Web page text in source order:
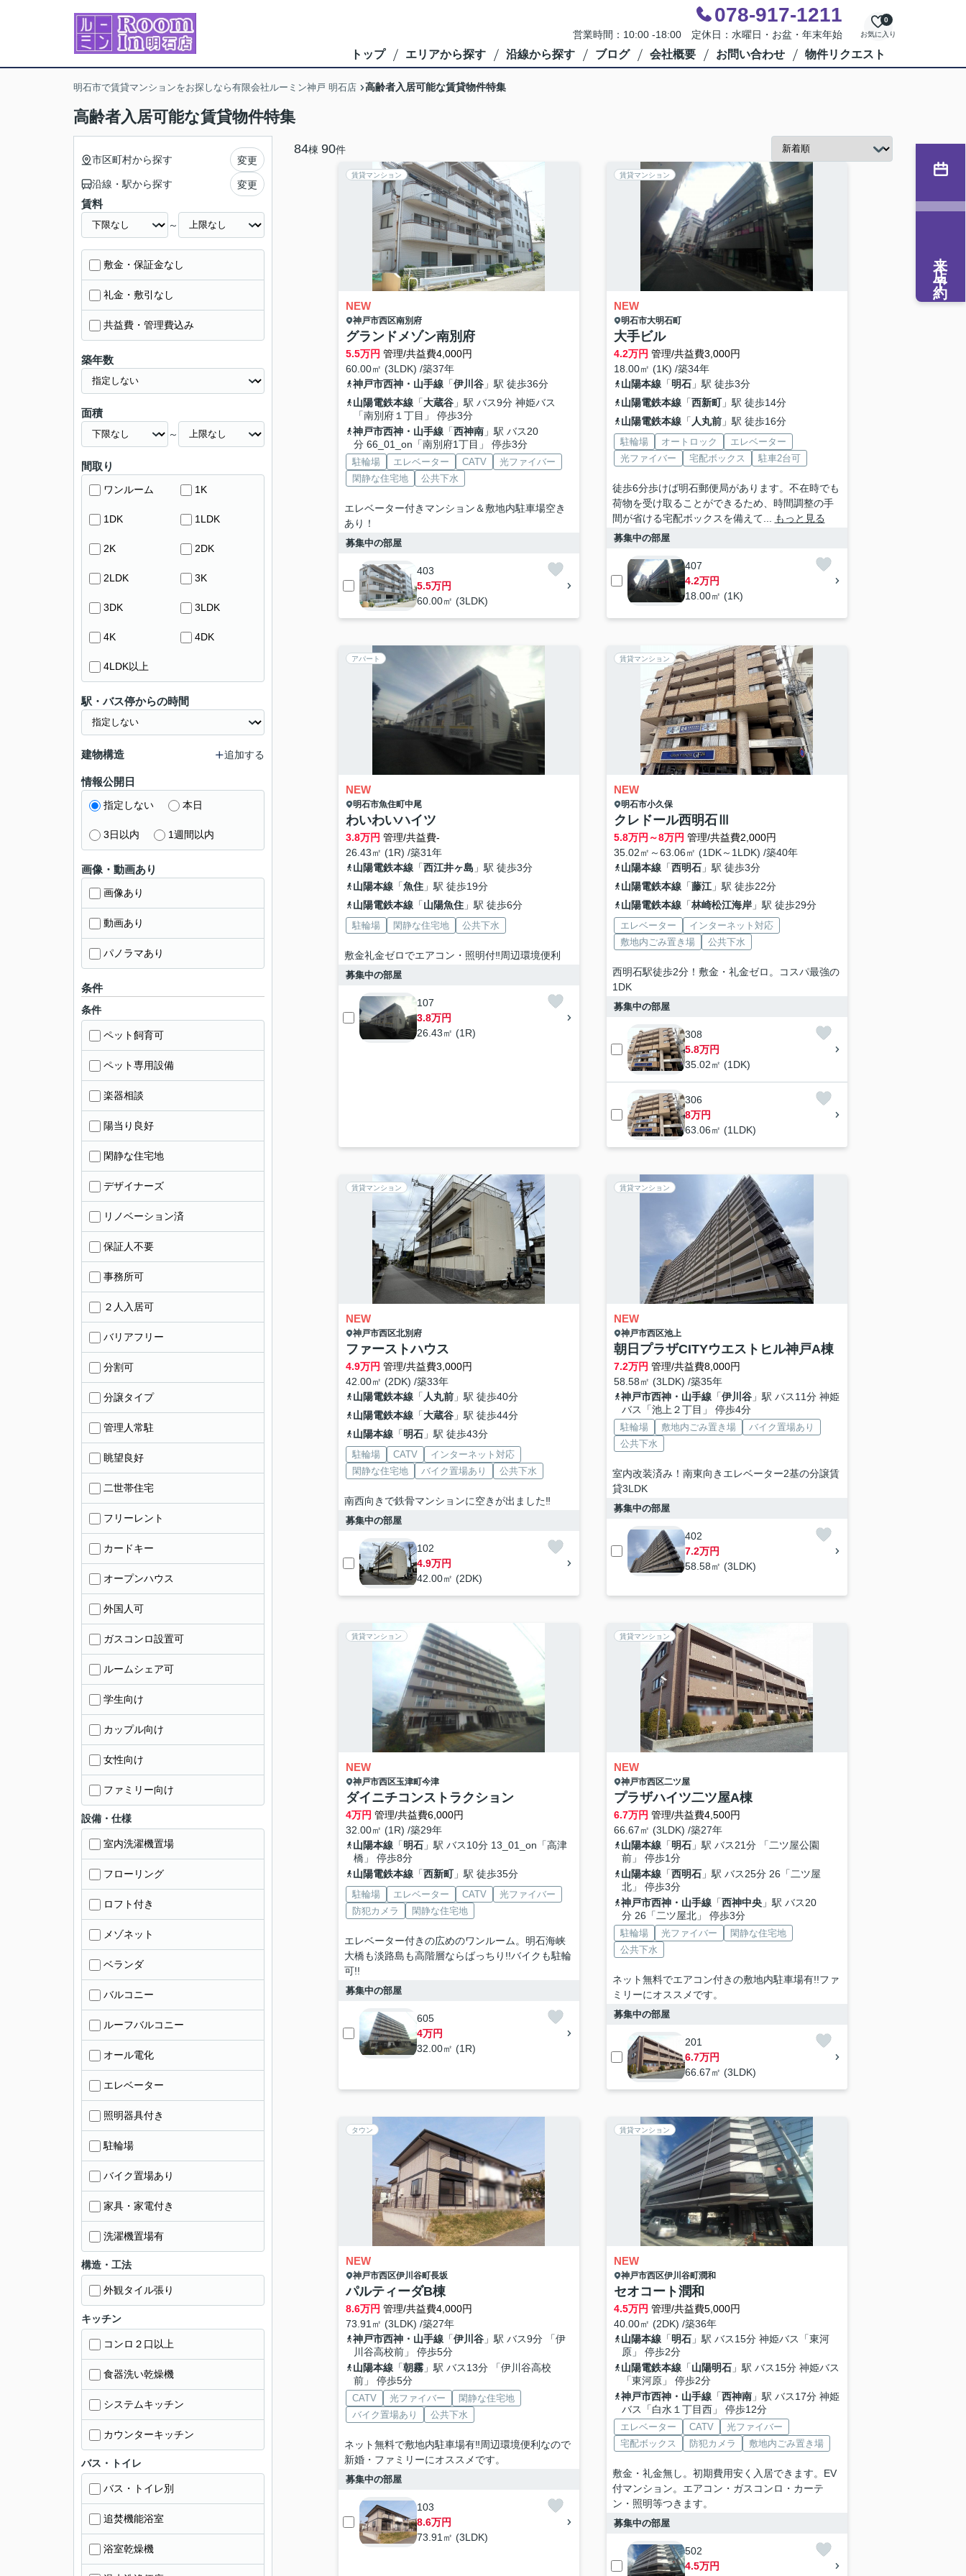
078-917-1211
営業時間：10:00 -18:00 定休日：水曜日・お盆・年末年始 お気に入り
0
トップ エリアから探す 沿線から探す ブログ 会社概要 お問い合わせ 物件リクエスト
明石市で賃貸マンションをお探しなら有限会社ルーミン神戸 明石店 高齢者入居可能な賃貸物件特集
高齢者入居可能な賃貸物件特集
84棟 90件
賃貸マンション
NEW
神戸市西区南別府
グランドメゾン南別府
5.5万円 管理/共益費4,000円
60.00㎡ (3LDK) /築37年
神戸市西神・山手線「伊川谷」駅 徒歩36分
山陽電鉄本線「大蔵谷」駅 バス9分 神姫バス
「南別府１丁目」 停歩3分
神戸市西神・山手線「西神南」駅 バス20
分 66_01_on「南別府1丁目」 停歩3分
駐輪場 エレベーター CATV
光ファイバー
閑静な住宅地
公共下水
エレベーター付きマンション＆敷地内駐⾞場空き
あり！
募集中の部屋
403
5.5万円
60.00㎡ (3LDK)
賃貸マンション
NEW
明石市大明石町
大手ビル
4.2万円 管理/共益費3,000円
18.00㎡ (1K) /築34年
山陽本線「明石」駅 徒歩3分
山陽電鉄本線「西新町」駅 徒歩14分
山陽電鉄本線「 人丸前」駅 徒歩16分
駐輪場 オートロック
エレベーター
光ファイバー
宅配ボックス 駐車2台可
徒歩6分歩けば明石郵便局があります。不在時でも
荷物を受け取ることができるため、時間調整の手
間が省ける宅配ボックスを備えて...
もっと見る
募集中の部屋
407
4.2万円
18.00㎡ (1K)
アパート
NEW
明石市魚住町中尾
わいわいハイツ
3.8万円 管理/共益費-
26.43㎡ (1R) /築31年
山陽電鉄本線「西江井ヶ島 」駅 徒歩3分
山陽本線「魚住」駅 徒歩19分
山陽電鉄本線「山陽魚住」駅 徒歩6分
駐輪場 閑静な住宅地 公共下水
敷金礼金ゼロでエアコン・照明付‼周辺環境便利
募集中の部屋
107
3.8万円
26.43㎡ (1R)
賃貸マンション
NEW
明石市小久保
クレドール西明石Ⅲ
5.8万円～8万円 管理/共益費2,000円
35.02㎡～63.06㎡ (1DK～1LDK) /築40年
山陽本線「西明石」駅 徒歩3分
山陽電鉄本線「藤江」駅 徒歩22分
山陽電鉄本線「林崎松江海岸」駅 徒歩29分
エレベーター
インターネット対応
敷地内ごみ置き場
公共下水
西明石駅徒歩2分！敷金・礼金ゼロ。コスパ最強の
1DK
募集中の部屋
308
5.8万円
35.02㎡ (1DK)
306
8万円
63.06㎡ (1LDK)
賃貸マンション
NEW
神戸市西区北別府
ファーストハウス
4.9万円 管理/共益費3,000円
42.00㎡ (2DK) /築33年
山陽電鉄本線「 人丸前」駅 徒歩40分
山陽電鉄本線「大蔵谷」駅 徒歩44分
山陽本線「明石」駅 徒歩43分
駐輪場 CATV
インターネット対応
閑静な住宅地
バイク置場あり 公共下水
南西向きで鉄骨マンションに空きが出ました‼
募集中の部屋
102
4.9万円
42.00㎡ (2DK)
賃貸マンション
NEW
神戸市西区池上
朝日プラザCITYウエストヒル神戸A棟
7.2万円 管理/共益費8,000円
58.58㎡ (3LDK) /築35年
神戸市西神・山手線「伊川谷」駅 バス11分 神姫
バス「池上２丁目」 停歩4分
駐輪場 敷地内ごみ置き場
バイク置場あり
公共下水
室内改装済み！南東向きエレベーター2基の分譲賃
貸3LDK
募集中の部屋
402
7.2万円
58.58㎡ (3LDK)
賃貸マンション
NEW
神戸市西区玉津町今津
ダイニチコンストラクション
4万円 管理/共益費6,000円
32.00㎡ (1R) /築29年
山陽本線「明石」駅 バス10分 13_01_on「高津
橋」 停歩8分
山陽電鉄本線「西新町」駅 徒歩35分
駐輪場 エレベーター CATV
光ファイバー
防犯カメラ
閑静な住宅地
エレベーター付きの広めのワンルーム。明石海峡
大橋も淡路島も高階層ならばっちり!!バイクも駐輪
可!!
募集中の部屋
605
4万円
32.00㎡ (1R)
賃貸マンション
NEW
神戸市西区二ツ屋
プラザハイツ二ツ屋A棟
6.7万円 管理/共益費4,500円
66.67㎡ (3LDK) /築27年
山陽本線「明石」駅 バス21分 「二ツ屋公園
前」 停歩1分
山陽本線「西明石」駅 バス25分 26「二ツ屋
北」 停歩3分
神戸市西神・山手線「西神中央」駅 バス20
分 26「二ツ屋北」 停歩3分
駐輪場 光ファイバー
閑静な住宅地
公共下水
ネット無料でエアコン付きの敷地内駐車場有!!ファ
ミリーにオススメです。
募集中の部屋
201
6.7万円
66.67㎡ (3LDK)
タウン
NEW
神戸市西区伊川谷町長坂
パルティーダB棟
8.6万円 管理/共益費4,000円
73.91㎡ (3LDK) /築27年
神戸市西神・山手線「伊川谷」駅 バス9分 「伊
川谷高校前」 停歩5分
山陽本線「朝霧」駅 バス13分 「伊川谷高校
前」 停歩5分
CATV 光ファイバー
閑静な住宅地
バイク置場あり
公共下水
ネット無料で敷地内駐車場有‼周辺環境便利なので
新婚・ファミリーにオススメです。
募集中の部屋
103
8.6万円
73.91㎡ (3LDK)
賃貸マンション
NEW
神戸市西区伊川谷町潤和
セオコート潤和
4.5万円 管理/共益費5,000円
40.00㎡ (2DK) /築36年
山陽本線「明石」駅 バス15分 神姫バス「東河
原」 停歩2分
山陽電鉄本線「山陽明石」駅 バス15分 神姫バス
「東河原」 停歩2分
神戸市西神・山手線「西神南」駅 バス17分 神姫
バス「白水１丁目西」 停歩12分
エレベーター CATV
光ファイバー
宅配ボックス
防犯カメラ 敷地内ごみ置き場
敷金・礼金無し。初期費用安く入居できます。EV
付マンション。エアコン・ガスコンロ・カーテ
ン・照明等つきます。
募集中の部屋
502
4.5万円
市区町村から探す 変更
沿線・駅から探す 変更
賃料
～
敷金・保証金なし
礼金・敷引なし
共益費・管理費込み
築年数
面積
～
間取り
ワンルーム 1K
1DK 1LDK
2K 2DK
2LDK 3K
3DK 3LDK
4K 4DK
4LDK以上
駅・バス停からの時間
建物構造 追加する
情報公開日
指定しない 本日
3日以内 1週間以内
画像・動画あり
画像あり
動画あり
パノラマあり
条件
条件
ペット飼育可
ペット専用設備
楽器相談
陽当り良好
閑静な住宅地
デザイナーズ
リノベーション済
保証人不要
事務所可
２人入居可
バリアフリー
分割可
分譲タイプ
管理人常駐
眺望良好
二世帯住宅
フリーレント
カードキー
オープンハウス
外国人可
ガスコンロ設置可
ルームシェア可
学生向け
カップル向け
女性向け
ファミリー向け
設備・仕様
室内洗濯機置場
フローリング
ロフト付き
メゾネット
ベランダ
バルコニー
ルーフバルコニー
オール電化
エレベーター
照明器具付き
駐輪場
バイク置場あり
家具・家電付き
洗濯機置場有
構造・工法
外観タイル張り
キッチン
コンロ２口以上
食器洗い乾燥機
システムキッチン
カウンターキッチン
バス・トイレ
バス・トイレ別
追焚機能浴室
浴室乾燥機
来店予約